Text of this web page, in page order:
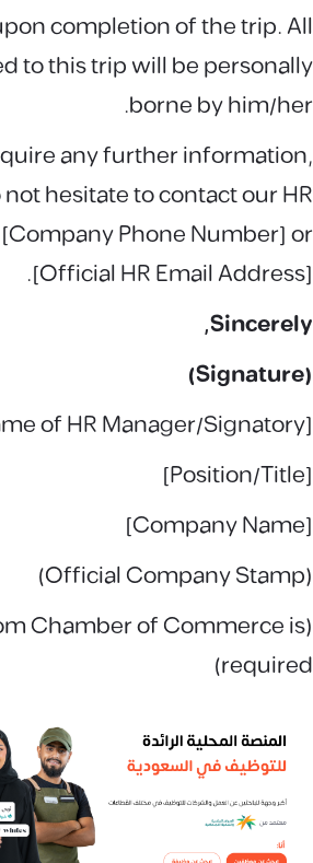
completion of the trip. All
to this trip will be personally
borne by him/her.
any further information,
hesitate to contact our HR
Phone Number] or
[Official HR Email Address].
Sincerely,
(Signature)
[Name of HR Manager/Signatory]
[Position/Title]
[Company Name]
(Official Company Stamp)
Chamber of Commerce is
required)